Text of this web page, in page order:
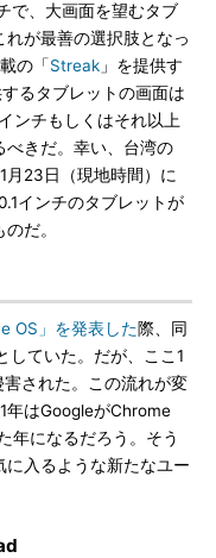
で、大画面を望むタブ
が最善の選択肢となっ
の「Streak 」を提供す
るタブレットの画面は
ンチもしくはそれ以上
べきだ。幸い、台湾の
月23日（現地時間）に
インチのタブレットが
だ。
OS」を発表した際、同
していた。だが、ここ1
された。この流れが変
年はGoogleがChrome
年になるだろう。そう
に入るような新たなユー